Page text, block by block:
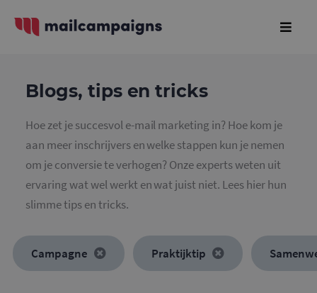
Blogs, tips en tricks
Hoe zet je succesvol e-mail marketing in? Hoe kom je
aan meer inschrijvers en welke stappen kun je nemen
om je conversie te verhogen? Onze experts weten uit
ervaring wat wel werkt en wat juist niet. Lees hier hun
slimme tips en tricks.
Campagne Praktijktip